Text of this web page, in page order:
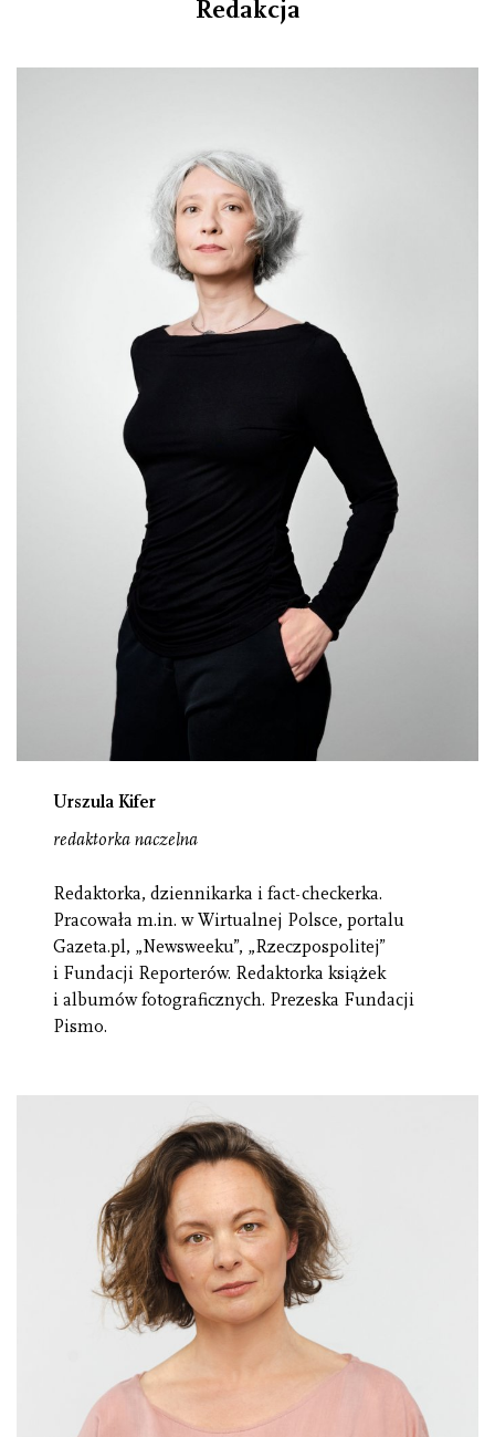
Redakcja
Urszula Kifer
redaktorka naczelna
Redaktorka, dziennikarka i fact-checkerka.
Pracowała m.in. w Wirtualnej Polsce, portalu
Gazeta.pl, „Newsweeku”, „Rzeczpospolitej”
i Fundacji Reporterów. Redaktorka książek
i albumów fotograficznych. Prezeska Fundacji
Pismo.